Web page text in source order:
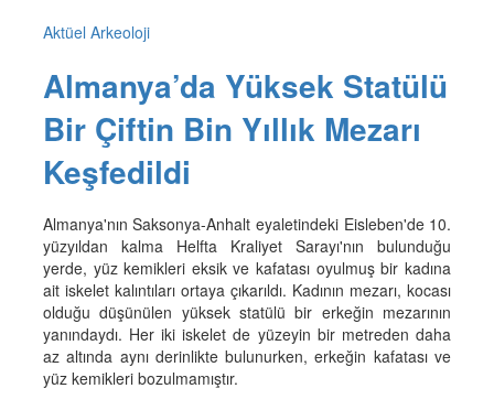
Aktüel Arkeoloji
Almanya’da Yüksek Statülü
Bir Çiftin Bin Yıllık Mezarı
Keşfedildi
Almanya'nın Saksonya-Anhalt eyaletindeki Eisleben'de 10.
yüzyıldan kalma Helfta Kraliyet Sarayı'nın bulunduğu
yerde, yüz kemikleri eksik ve kafatası oyulmuş bir kadına
ait iskelet kalıntıları ortaya çıkarıldı. Kadının mezarı, kocası
olduğu düşünülen yüksek statülü bir erkeğin mezarının
yanındaydı. Her iki iskelet de yüzeyin bir metreden daha
az altında aynı derinlikte bulunurken, erkeğin kafatası ve
yüz kemikleri bozulmamıştır.